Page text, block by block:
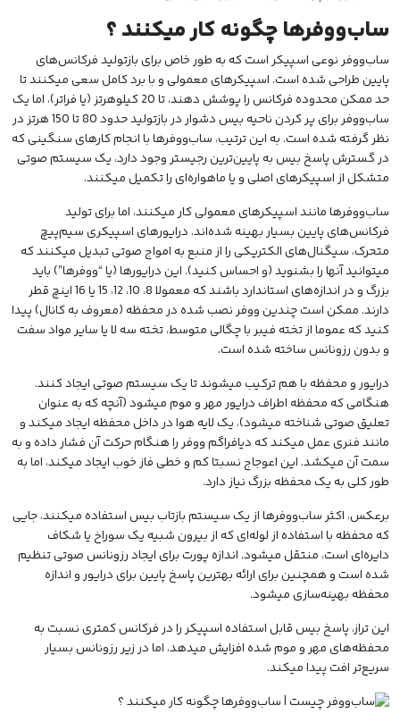
ساب‌ووفرها چگونه کار میکنند ؟
ساب‌ووفر نوعی اسپیکر است که به طور خاص برای بازتولید فرکانس‌های
پایین طراحی شده است. اسپیکرهای معمولی و با برد کامل سعی میکنند تا
حد ممکن محدوده فرکانس را پوشش دهند، تا 20 کیلوهرتز (یا فراتر)، اما یک
ساب‌ووفر برای پر کردن ناحیه بیس دشوار در بازتولید حدود 80 تا 150 هرتز در
نظر گرفته شده است. به این ترتیب، ساب‌ووفرها با انجام کارهای سنگینی که
در گسترش پاسخ بیس به پایین‌ترین رجیستر وجود دارد، یک سیستم صوتی
متشکل از اسپیکرهای اصلی و یا ماهواره‌ای را تکمیل میکنند.
ساب‌ووفرها مانند اسپیکرهای معمولی کار میکنند، اما برای تولید
فرکانس‌های پایین بسیار بهینه شده‌اند. درایورهای اسپیکری سیم‌پیچ
متحرک، سیگنال‌های الکتریکی را از منبع به امواج صوتی تبدیل میکنند که
میتوانید آنها را بشنوید (و احساس کنید). این درایورها (یا “ووفرها”) باید
بزرگ و در اندازه‌های استاندارد باشند که معمولا 8، 10، 12، 15 یا 16 اینچ قطر
دارند. ممکن است چندین ووفر نصب شده در محفظه (معروف به کانال) پیدا
کنید که عموما از تخته فیبر با چگالی متوسط، تخته سه لا یا سایر مواد سفت
و بدون رزونانس ساخته شده است.
درایور و محفظه با هم ترکیب میشوند تا یک سیستم صوتی ایجاد کنند.
هنگامی که محفظه اطراف درایور مهر و موم میشود (آنچه که به عنوان
تعلیق صوتی شناخته میشود)، یک لایه هوا در داخل محفظه ایجاد میکند و
مانند فنری عمل میکند که دیافراگم ووفر را هنگام حرکت آن فشار داده و به
سمت آن میکشد. این اعوجاج نسبتا کم و خطی فاز خوب ایجاد میکند، اما به
طور کلی به یک محفظه بزرگ نیاز دارد.
برعکس، اکثر ساب‌ووفرها از یک سیستم بازتاب بیس استفاده میکنند، جایی
که محفظه با استفاده از لوله‌ای که از بیرون شبیه یک سوراخ یا شکاف
دایره‌ای است، منتقل میشود. اندازه پورت برای ایجاد رزونانس صوتی تنظیم
شده است و همچنین برای ارائه بهترین پاسخ پایین برای درایور و اندازه
محفظه بهینه‌سازی میشود.
این تراز، پاسخ بیس قابل استفاده اسپیکر را در فرکانس کمتری نسبت به
محفظه‌های مهر و موم شده افزایش میدهد، اما در زیر رزونانس بسیار
سریع‌تر افت پیدا میکند.